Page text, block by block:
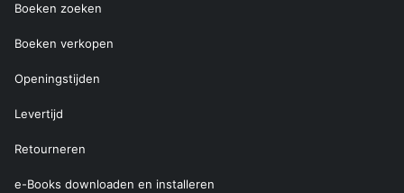
Boeken zoeken
Boeken verkopen
Openingstijden
Levertijd
Retourneren
e-Books downloaden en installeren